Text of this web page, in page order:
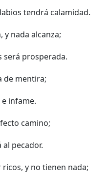
tendrá calamidad.
y nada alcanza;
será prosperada.
de mentira;
infame.
camino;
pecador.
y no tienen nada;